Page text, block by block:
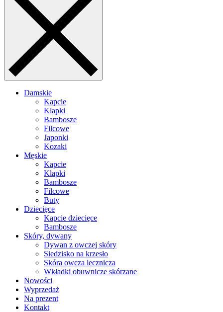
Damskie
Kapcie
Klapki
Bambosze
Filcowe
Japonki
Kozaki
Męskie
Kapcie
Klapki
Bambosze
Filcowe
Buty
Dziecięce
Kapcie dziecięce
Bambosze
Skóry, dywany
Dywan z owczej skóry
Siedzisko na krzesło
Skóra owcza lecznicza
Wkładki obuwnicze skórzane
Nowości
Wyprzedaż
Na prezent
Kontakt